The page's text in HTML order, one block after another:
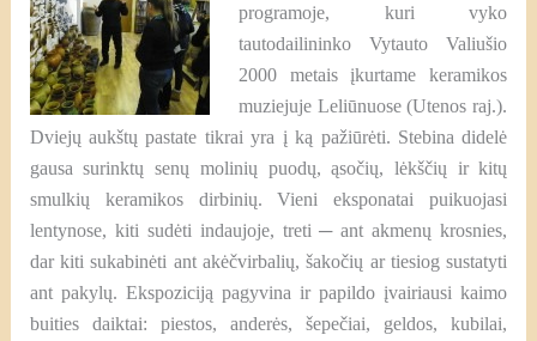
programoje, kuri vyko
tautodailininko Vytauto Valiušio
2000 metais įkurtame keramikos
muziejuje Leliūnuose (Utenos raj.).
Dviejų aukštų pastate tikrai yra į ką pažiūrėti. Stebina didelė
gausa surinktų senų molinių puodų, ąsočių, lėkščių ir kitų
smulkių keramikos dirbinių. Vieni eksponatai puikuojasi
lentynose, kiti sudėti indaujoje, treti─ant akmenų krosnies,
dar kiti sukabinėti ant akėčvirbalių, šakočių ar tiesiog sustatyti
ant pakylų. Ekspoziciją pagyvina ir papildo įvairiausi kaimo
buities daiktai: piestos, anderės, šepečiai, geldos, kubilai,